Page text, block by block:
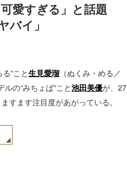
愛すぎる」と話題
バイ」
”こと生見愛瑠 （ぬくみ・める／
の“みちょぱ”こと池田美優が、27
すます注目度があがっている。